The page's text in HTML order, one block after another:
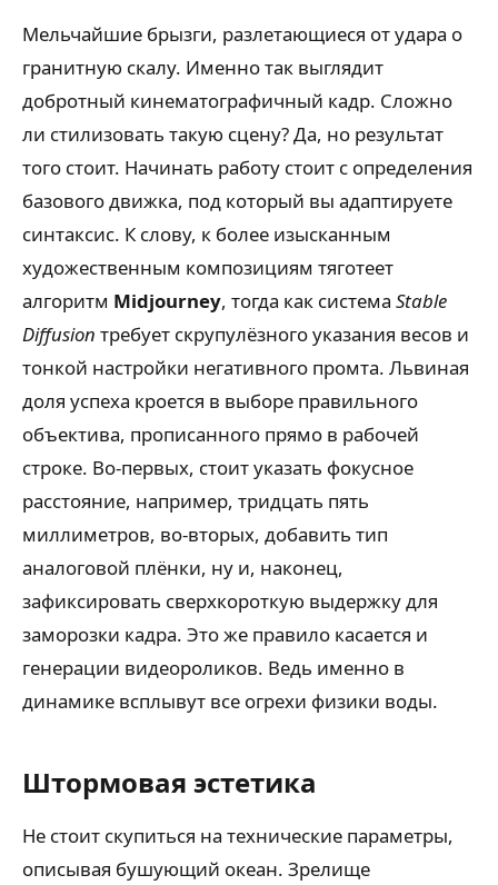
Мельчайшие брызги, разлетающиеся от удара о
гранитную скалу. Именно так выглядит
добротный кинематографичный кадр. Сложно
ли стилизовать такую сцену? Да, но результат
того стоит. Начинать работу стоит с определения
базового движка, под который вы адаптируете
синтаксис. К слову, к более изысканным
художественным композициям тяготеет
алгоритм Midjourney, тогда как система Stable
Diffusion требует скрупулёзного указания весов и
тонкой настройки негативного промта. Львиная
доля успеха кроется в выборе правильного
объектива, прописанного прямо в рабочей
строке. Во-первых, стоит указать фокусное
расстояние, например, тридцать пять
миллиметров, во-вторых, добавить тип
аналоговой плёнки, ну и, наконец,
зафиксировать сверхкороткую выдержку для
заморозки кадра. Это же правило касается и
генерации видеороликов. Ведь именно в
динамике всплывут все огрехи физики воды.
Штормовая эстетика
Не стоит скупиться на технические параметры,
описывая бушующий океан. Зрелище